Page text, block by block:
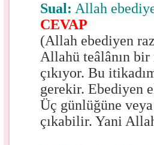
Sual: Allah
CEVAP
(Allah ebediyen
Allahü teâlânın bir
çıkıyor. Bu
gerekir. Ebediyen
Üç günlüğüne
çıkabilir. Yani